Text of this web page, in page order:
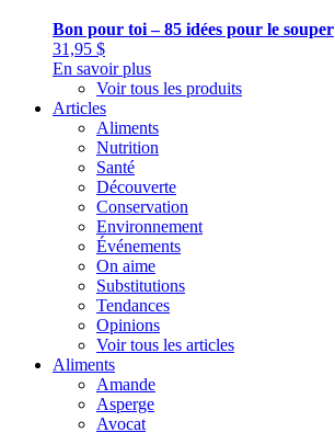
Bon pour toi – 85 idées pour le souper
31,95 $
En savoir plus
Voir tous les produits
Articles
Aliments
Nutrition
Santé
Découverte
Conservation
Environnement
Événements
On aime
Substitutions
Tendances
Opinions
Voir tous les articles
Aliments
Amande
Asperge
Avocat